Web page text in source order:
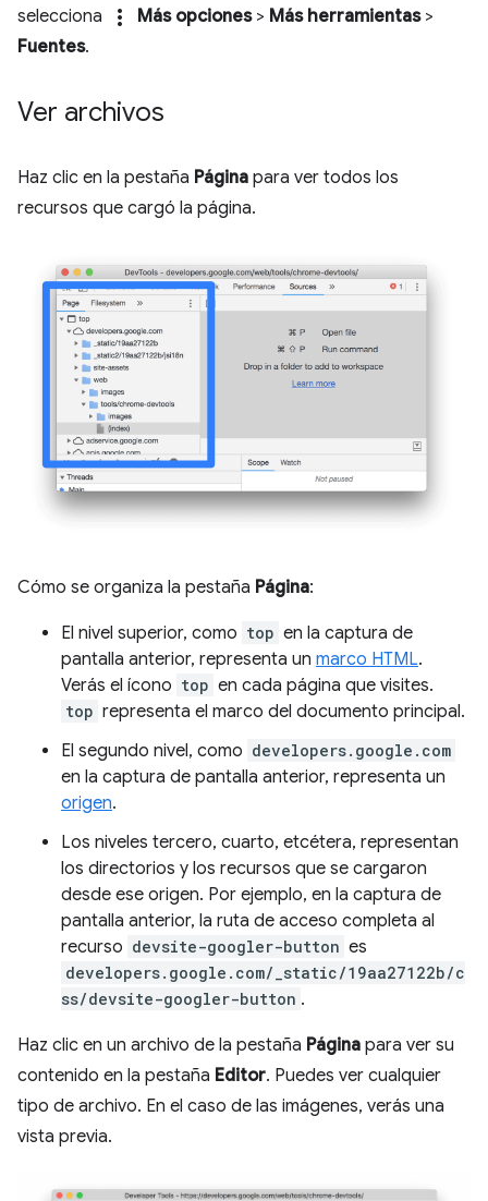
selecciona
more_vert Más opciones> Más herramientas>
Fuentes.
Ver archivos
Haz clic en la pestaña Página para ver todos los
recursos que cargó la página.
Cómo se organiza la pestaña Página:
El nivel superior, como top en la captura de
pantalla anterior, representa un marco HTML.
Verás el ícono top en cada página que visites.
top representa el marco del documento principal.
El segundo nivel, como developers.google.com
en la captura de pantalla anterior, representa un
origen.
Los niveles tercero, cuarto, etcétera, representan
los directorios y los recursos que se cargaron
desde ese origen. Por ejemplo, en la captura de
pantalla anterior, la ruta de acceso completa al
recurso devsite-googler-button es
developers.google.com/_static/19aa27122b/c
ss/devsite-googler-button .
Haz clic en un archivo de la pestaña Página para ver su
contenido en la pestaña Editor. Puedes ver cualquier
tipo de archivo. En el caso de las imágenes, verás una
vista previa.